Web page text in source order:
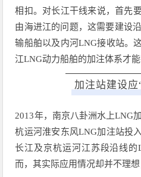
相扣。对长江干线来说，首先
由海进江的问题，这需要建设
输船舶以及内河LNG接收站。
江LNG动力船舶的加注体系才能
加注站建设应
2013年，南京八卦洲水上LNG
杭运河淮安东风LNG加注站投
长江及京杭运河江苏段沿线
而，其实际应用情况却并不理想